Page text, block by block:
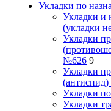
Укладки по
Укладки и
(укладки
Укладки
№626 9
Укладки
Укладки
Укладки